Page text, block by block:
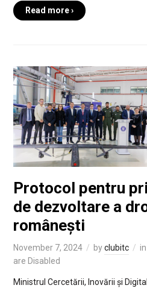
Read more ›
Protocol pentru
de dezvoltare a
românești
November 7, 2024 byclubitc in
are Disabled
Ministrul Cercetării, Inovării și